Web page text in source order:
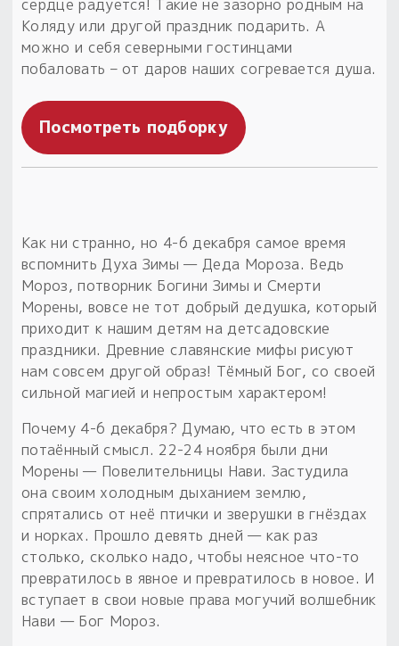
Пыльный сундучок
большое обновление
Товары со скидкой
Новинки
Товары недели
Оберег в подарок
к заказу от 3 тыс. руб.
сердце радуется! Такие не зазорно родным на
Коляду или другой праздник подарить. А
можно и себя северными гостинцами
побаловать – от даров наших согревается душа.
Посмотреть подборку
Как ни странно, но 4-6 декабря самое время
вспомнить Духа Зимы — Деда Мороза. Ведь
Мороз, потворник Богини Зимы и Смерти
Морены, вовсе не тот добрый дедушка, который
приходит к нашим детям на детсадовские
праздники. Древние славянские мифы рисуют
нам совсем другой образ! Тёмный Бог, со своей
сильной магией и непростым характером!
Почему 4-6 декабря? Думаю, что есть в этом
потаённый смысл. 22-24 ноября были дни
Морены — Повелительницы Нави. Застудила
она своим холодным дыханием землю,
спрятались от неё птички и зверушки в гнёздах
и норках. Прошло девять дней — как раз
столько, сколько надо, чтобы неясное что-то
превратилось в явное и превратилось в новое. И
вступает в свои новые права могучий волшебник
Нави — Бог Мороз.